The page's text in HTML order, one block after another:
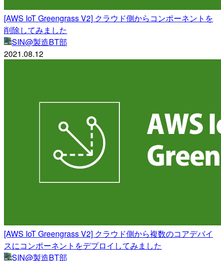
[AWS IoT Greengrass V2] クラウド側からコンポーネントを
削除してみました
SIN@製造BT部
2021.08.12
[AWS IoT Greengrass V2] クラウド側から複数のコアデバイ
スにコンポーネントをデプロイしてみました
SIN@製造BT部